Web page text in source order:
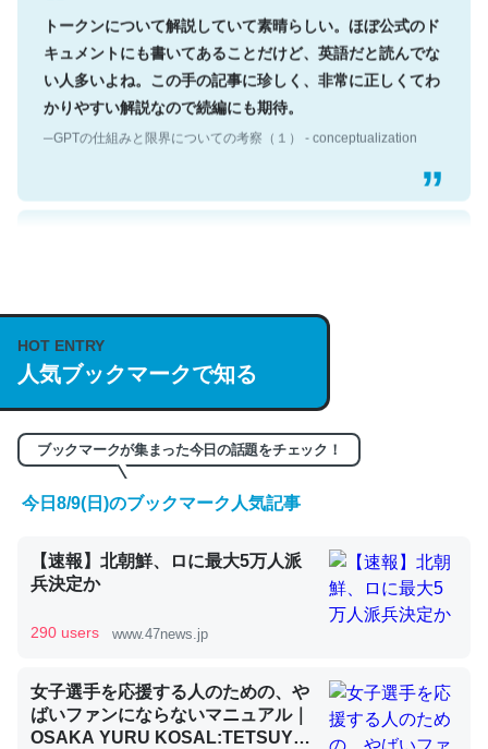
トークンについて解説していて素晴らしい。ほぼ公式のド
キュメントにも書いてあることだけど、英語だと読んでな
い人多いよね。この手の記事に珍しく、非常に正しくてわ
かりやすい解説なので続編にも期待。
https://isobe324649.hatenablog.com/entry/2023/03/27
/064121
─GPTの仕組みと限界についての考察（１） - conceptualization
くらい。小説でいう「ずっと前の伏線」は回収されないけ
ど、短期記憶というには多い分量。進化すればするほど分
─GPTの仕組みと限界についての考察（１） - conceptualization
HOT ENTRY
人気ブックマークで知る
ブックマークが集まった今日の話題をチェック！
今日8/9(日)のブックマーク人気記事
【速報】北朝鮮、ロに最大5万人派
兵決定か
290 users www.47news.jp
女子選手を応援する人のための、や
ばいファンにならないマニュアル｜
OSAKA YURU KOSAL:TETSUYA